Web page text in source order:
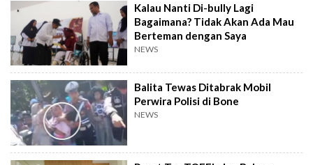
Kalau Nanti Di-bully Lagi
Bagaimana? Tidak Akan Ada Mau
Berteman dengan Saya
NEWS
Balita Tewas Ditabrak Mobil
Perwira Polisi di Bone
NEWS